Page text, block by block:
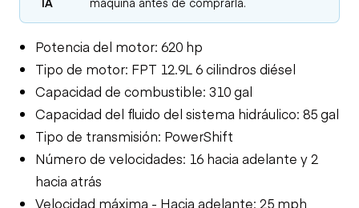
Potencia del motor: 620 hp
Tipo de motor: FPT 12.9L 6 cilindros diésel
Capacidad de combustible: 310 gal
Capacidad del fluido del sistema hidráulico: 85 gal
Tipo de transmisión: PowerShift
Número de velocidades: 16 hacia adelante y 2
hacia atrás
Velocidad máxima - Hacia adelante: 25 mph